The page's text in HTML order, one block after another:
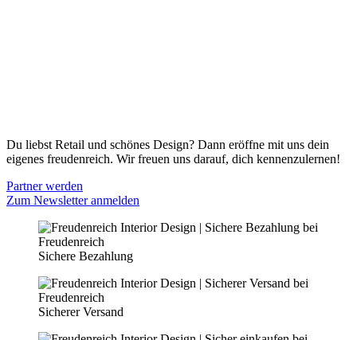
Du liebst Retail und schönes Design? Dann eröffne mit uns dein
eigenes freudenreich. Wir freuen uns darauf, dich kennenzulernen!
Partner werden
Zum Newsletter anmelden
Sichere Bezahlung
Sicherer Versand